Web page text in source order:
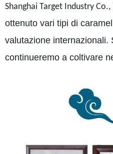
Shanghai Target Industry Co.,
ottenuto vari tipi di
valutazione internazionali.
continueremo a coltivare